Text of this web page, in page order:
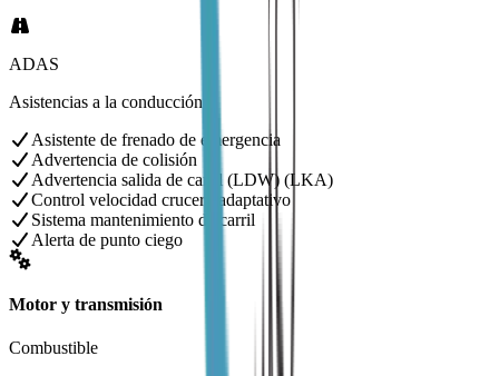
ADAS
Asistencias a la conducción
Asistente de frenado de emergencia
Advertencia de colisión
Advertencia salida de carril (LDW) (LKA)
Control velocidad crucero adaptativo
Sistema mantenimiento de carril
Alerta de punto ciego
Motor y transmisión
Combustible